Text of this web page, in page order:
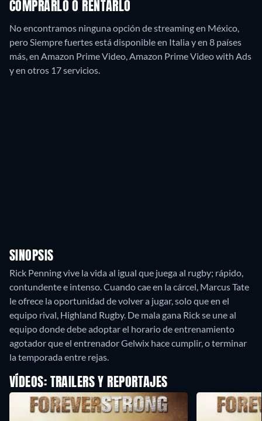
COMPRARLO O RENTARLO
No encontramos ninguna opción de streaming en México,
pero Siempre fuertes está disponible en Italia y en 8 países
más, en Amazon Prime Video, Amazon Prime Video with Ads
y en otros 17 servicios.
SINOPSIS
Rick Penning vive la vida al igual que juega al rugby; rápido,
contundente e intenso. Cuando cae en la cárcel, Marcus Tate
le ofrece la oportunidad de volver a jugar, solo que en el
equipo rival, Highland Rugby. De mala gana Rick se une al
equipo donde debe adoptar el horario de entrenamiento
agotador que el entrenador Gelwix hace cumplir, o terminar
la temporada entre rejas.
VÍDEOS: TRAILERS Y REPORTAJES